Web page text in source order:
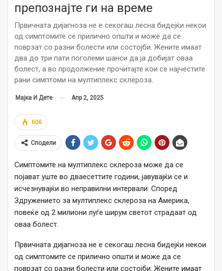
препознајте ги на време
Првичната дијагноза не е секогаш лесна бидејќи некои
од симптомите се прилично општи и може да се
поврзат со разни болести или состојби. Жените имаат
два до три пати поголеми шанси да ја добијат оваа
болест, а во продолжение прочитајте кои се најчестите
рани симптоми на мултиплекс склероза.
Мајка И Дете Апр 2, 2025
606
Сподели
Симптомите на мултиплекс склероза може да се
појават уште во дваесеттите години, јавувајќи се и
исчезнувајќи во неправилни интервали. Според
Здружението за мултиплекс склероза на Америка,
повеќе од 2 милиони луѓе ширум светот страдаат од
оваа болест.
Првичната дијагноза не е секогаш лесна бидејќи некои
од симптомите се прилично општи и може да се
поврзат со разни болести или состојби. Жените имаат